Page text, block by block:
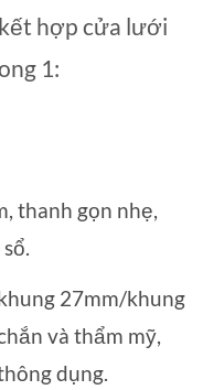
hợp cửa lưới
1:
thanh gọn nhẹ,
27mm/khung
và thẩm mỹ,
dụng.